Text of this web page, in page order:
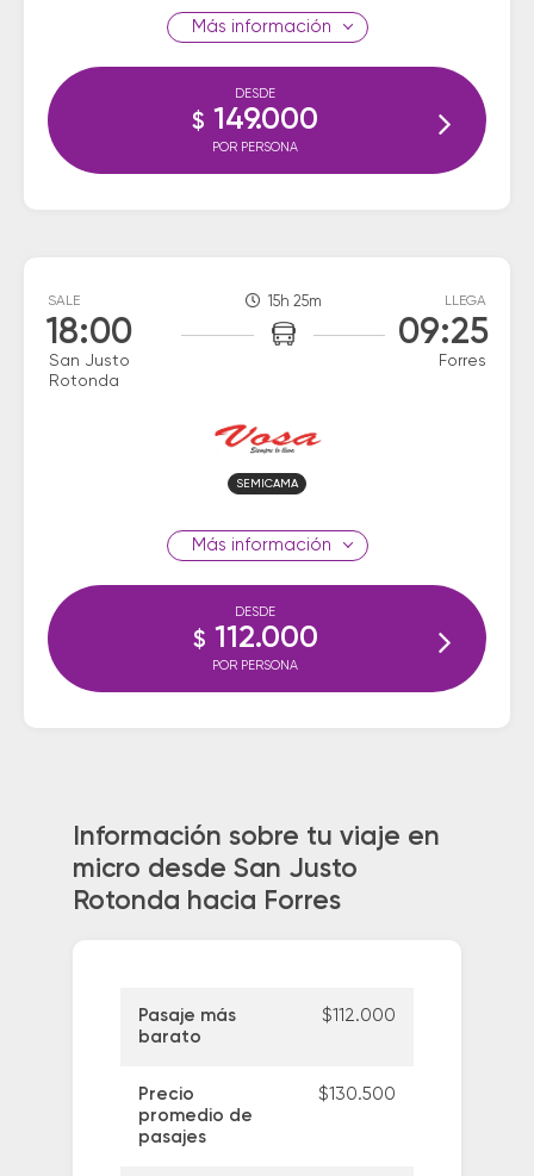
información
DESDE
$ 149.000
POR PERSONA
SALE
18:00
San Justo
Rotonda
15h 25m LLEGA
09:25
Forres
SEMICAMA
información
DESDE
$ 112.000
POR PERSONA
Información sobre tu viaje en
micro desde San Justo
Rotonda hacia Forres
Pasaje más
barato
$112.000
Precio
promedio de
pasajes
$130.500